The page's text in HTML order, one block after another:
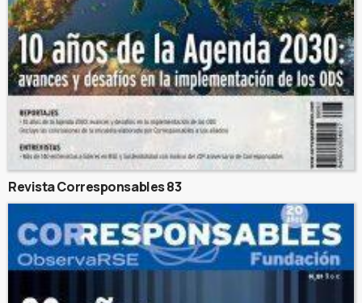
Revista Corresponsables 83